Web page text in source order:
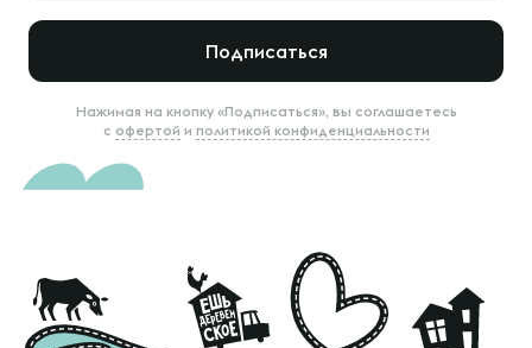
Подписаться
Нажимая на кнопку «Подписаться», вы соглашаетесь
с офертой и политикой конфиденциальности